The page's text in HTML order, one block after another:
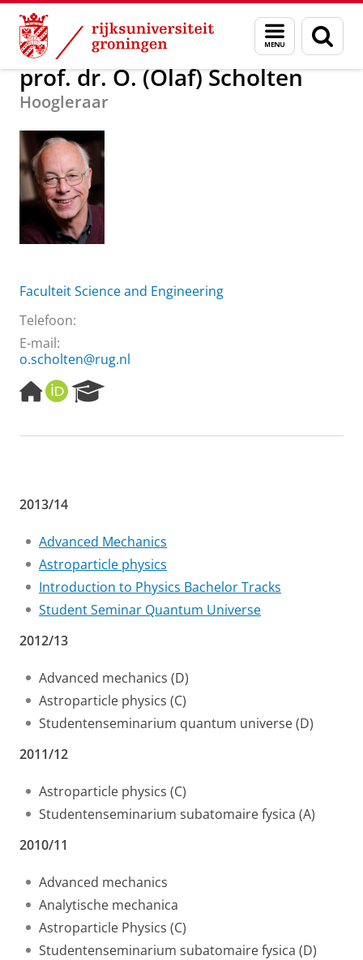
Skip
Content
Skip
Navigation
Menu
en
zoeken
Over ons prof. dr. O. (Olaf) Scholten
prof. dr. O. (Olaf) Scholten
Hoogleraar
Faculteit Science and Engineering
Telefoon:
E-mail:
o.scholten@rug.nl
H
o
e
e
O
R
I
e
o
r
t
a
l
2013/14
Advanced Mechanics
Astroparticle physics
Introduction to Physics Bachelor Tracks
Student Seminar Quantum Universe
2012/13
Advanced mechanics (D)
Astroparticle physics (C)
Studentenseminarium quantum universe (D)
2011/12
Astroparticle physics (C)
Studentenseminarium subatomaire fysica (A)
2010/11
Advanced mechanics
Analytische mechanica
Astroparticle Physics (C)
Studentenseminarium subatomaire fysica (D)